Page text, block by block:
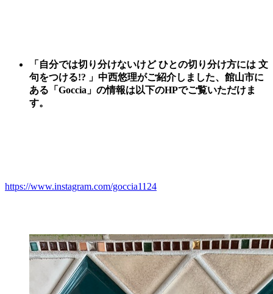
「自分では切り分けないけど ひとの切り分け方には 文
句をつける!? 」中西悠理がご紹介しました、 館山市に
ある「Goccia 」 の情報は以下のHPでご覧いただけま
す。
https://www.instagram.com/goccia1124